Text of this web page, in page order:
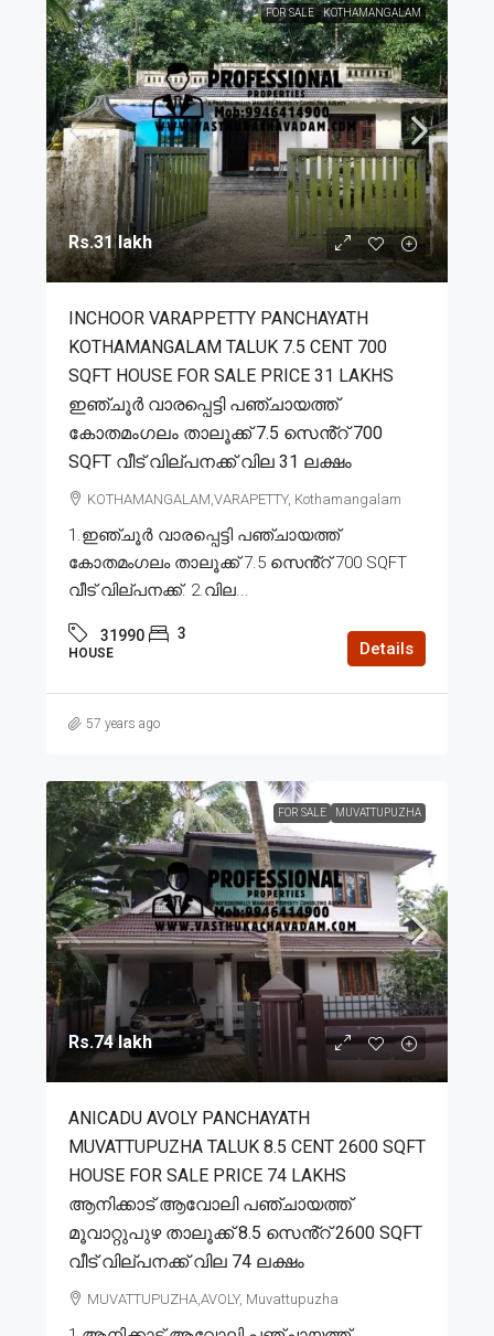
FOR SALE KOTHAMANGALAM
Rs.31 lakh
INCHOOR VARAPPETTY PANCHAYATH
KOTHAMANGALAM TALUK 7.5 CENT 700
SQFT HOUSE FOR SALE PRICE 31 LAKHS
ഇഞ്ചൂർ വാരപ്പെട്ടി പഞ്ചായത്ത്
കോതമംഗലം താലൂക്ക് 7.5 സെൻ്റ് 700
SQFT വീട് വില്പനക്ക് വില 31 ലക്ഷം
KOTHAMANGALAM,VARAPETTY, Kothamangalam
1.ഇഞ്ചൂർ വാരപ്പെട്ടി പഞ്ചായത്ത്
കോതമംഗലം താലൂക്ക് 7.5 സെൻ്റ് 700 SQFT
വീട് വില്പനക്ക്. 2.വില...
31990 3
HOUSE Details
57 years ago
FOR SALE MUVATTUPUZHA
Rs.74 lakh
ANICADU AVOLY PANCHAYATH
MUVATTUPUZHA TALUK 8.5 CENT 2600 SQFT
HOUSE FOR SALE PRICE 74 LAKHS
ആനിക്കാട് ആവോലി പഞ്ചായത്ത്
മൂവാറ്റുപുഴ താലൂക്ക് 8.5 സെൻ്റ് 2600 SQFT
വീട് വില്പനക്ക് വില 74 ലക്ഷം
MUVATTUPUZHA,AVOLY, Muvattupuzha